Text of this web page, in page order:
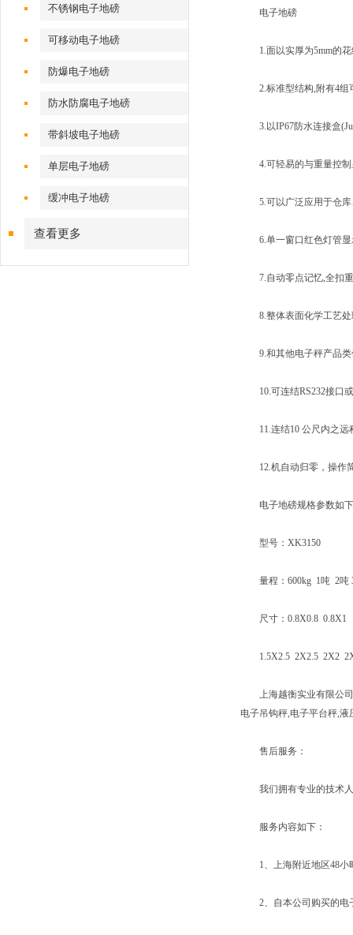
不锈钢电子地磅
可移动电子地磅
防爆电子地磅
防水防腐电子地磅
带斜坡电子地磅
单层电子地磅
缓冲电子地磅
查看更多
电子地磅
1.面以实厚为5mm的花
2.标准型结构,附有4组
3.以IP67防水连接盒
4.可轻易的与重量控制
5.可以广泛应用于仓库
6.单一窗口红色灯管显
7.自动零点记忆,全扣重
8.整体表面化学工艺处
9.和其他电子秤产品类
10.可连结RS232接口或
11.连结10 公尺内之远
12.机自动归零，操作
电子地磅规格参数如
型号：XK3150
量程：600kg 1吨 2吨 3
尺寸：0.8X0.8 0.8X1
1.5X2.5 2X2.5 2X2
上海越衡实业有限公司
电子吊钩秤,电子平台秤,
售后服务：
我们拥有专业的技术人
服务内容如下：
1、上海附近地区48小
2、自本公司购买的电